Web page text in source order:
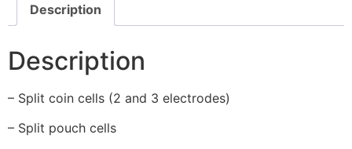
Description
Description
– Split coin cells (2 and 3 electrodes)
– Split pouch cells